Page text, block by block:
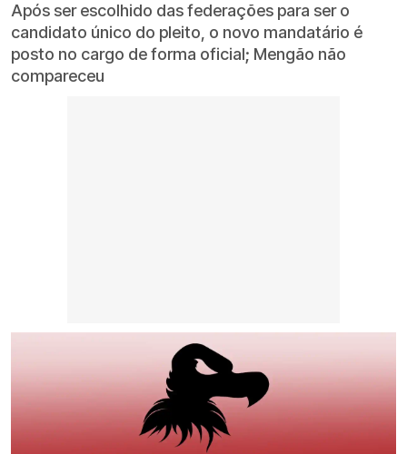
Após ser escolhido das federações para ser o
candidato único do pleito, o novo mandatário é
posto no cargo de forma oficial; Mengão não
compareceu